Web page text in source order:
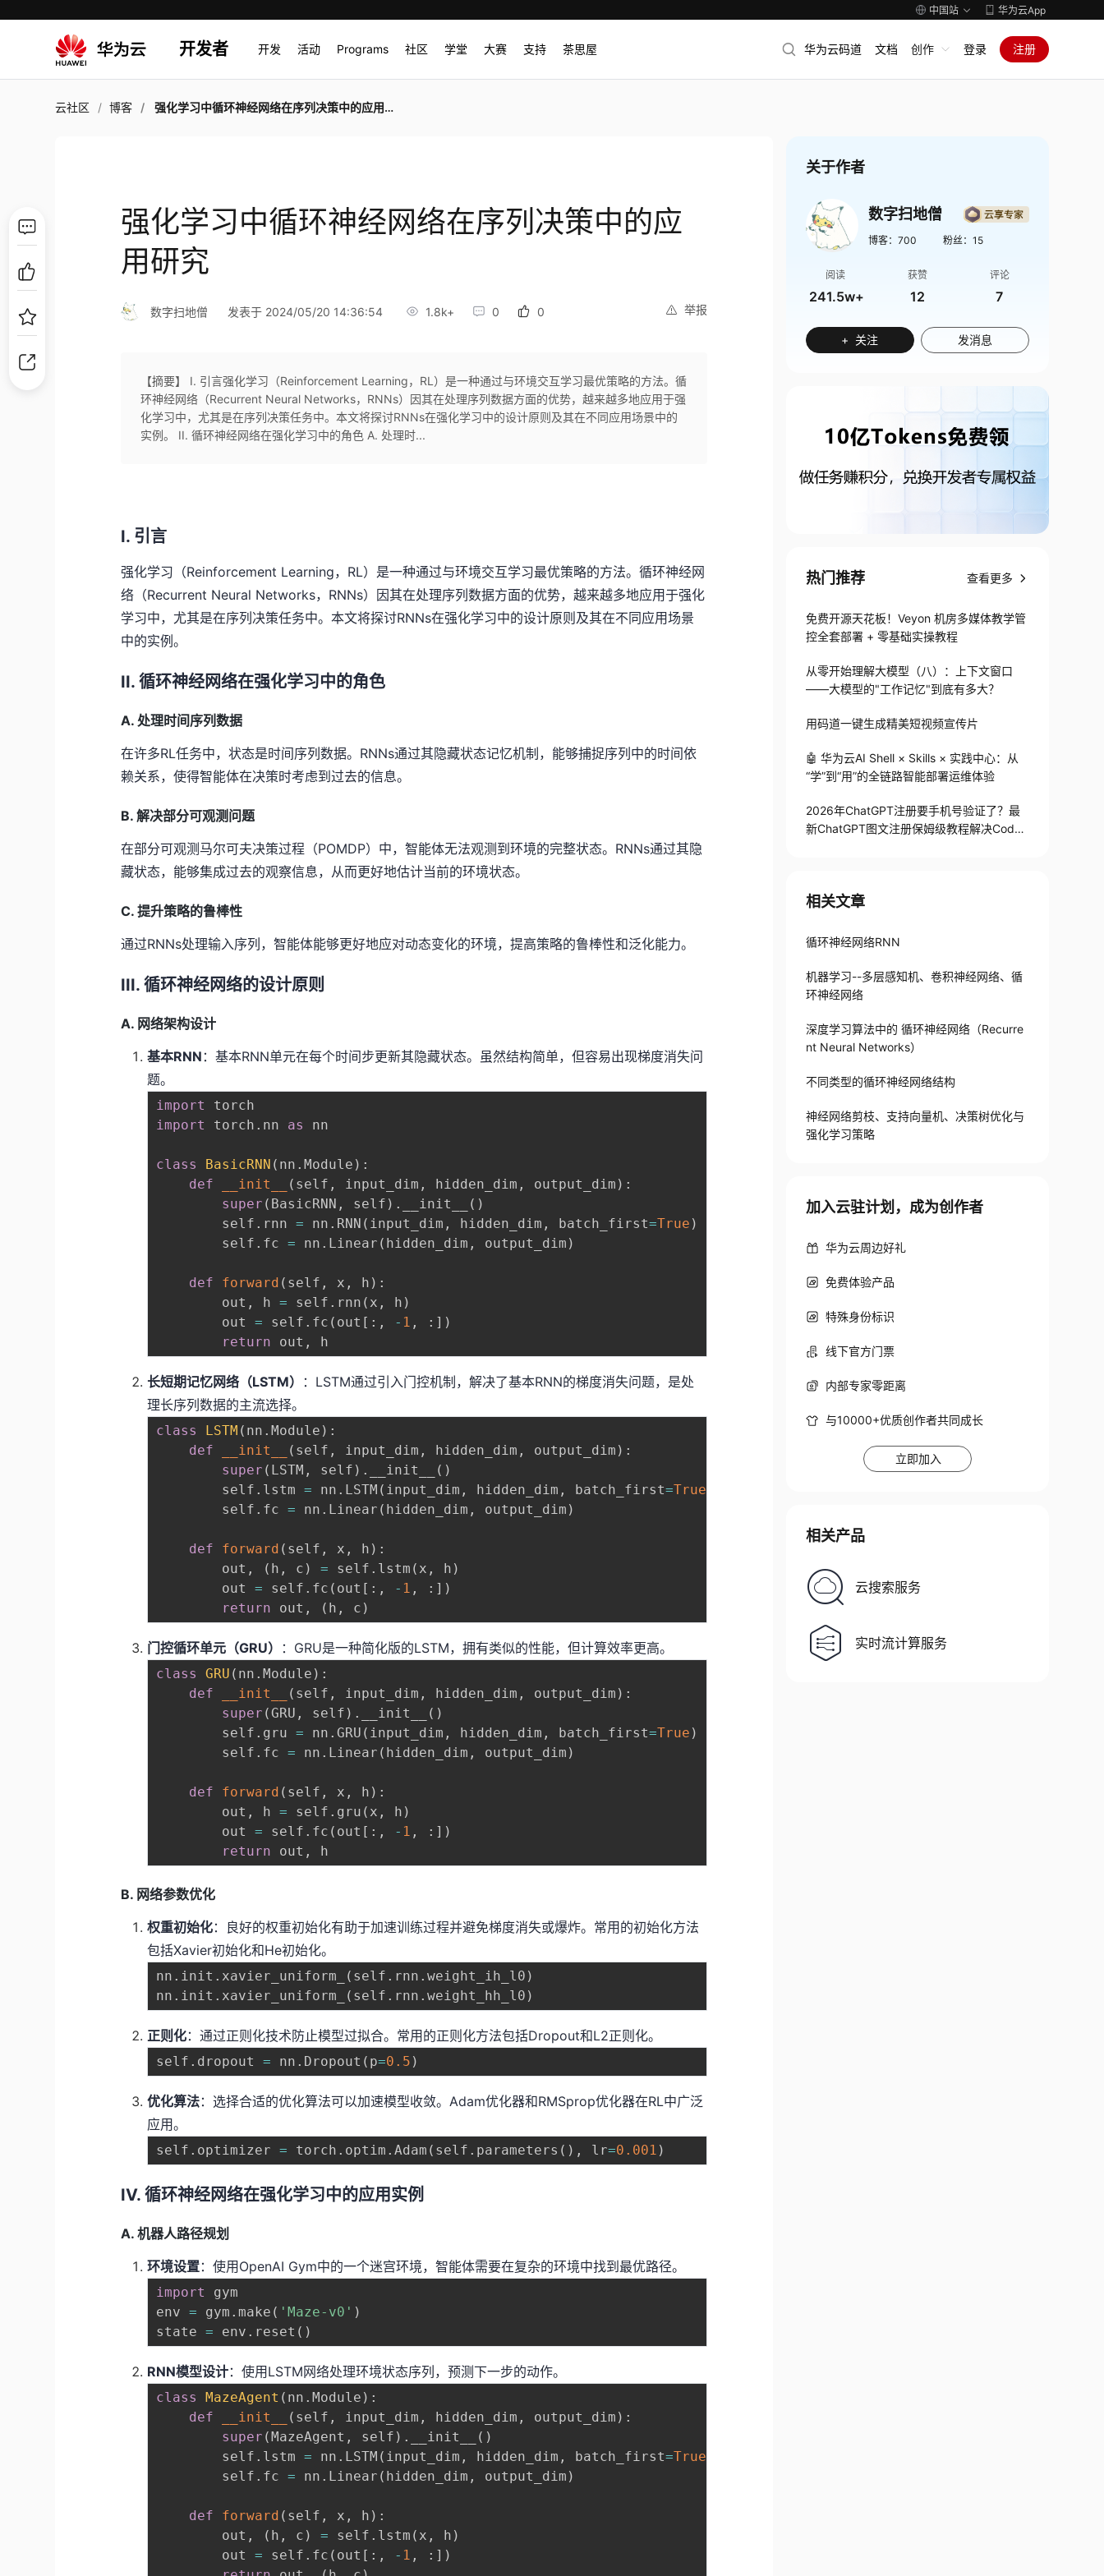
中国站 华为云App
开发者 开发 活动 Programs 社区 学堂 大赛 支持 茶思屋 华为云码道 文档 创作 登录 注册
云社区 博客 强化学习中循环神经网络在序列决策中的应用研究
强化学习中循环神经网络在序列决策中的应
用研究
举报
数字扫地僧 发表于 2024/05/20 14:36:54 1.8k+ 0 0
【摘要】 I. 引言强化学习（Reinforcement Learning，RL）是一种通过与环境交互学习最优策略的方法。循
环神经网络（Recurrent Neural Networks，RNNs）因其在处理序列数据方面的优势，越来越多地应用于强
化学习中，尤其是在序列决策任务中。本文将探讨RNNs在强化学习中的设计原则及其在不同应用场景中的
实例。 II. 循环神经网络在强化学习中的角色 A. 处理时...
I. 引言
强化学习（Reinforcement Learning，RL）是一种通过与环境交互学习最优策略的方法。循环神经网
络（Recurrent Neural Networks，RNNs）因其在处理序列数据方面的优势，越来越多地应用于强化
学习中，尤其是在序列决策任务中。本文将探讨RNNs在强化学习中的设计原则及其在不同应用场景
中的实例。
II. 循环神经网络在强化学习中的角色
A. 处理时间序列数据
在许多RL任务中，状态是时间序列数据。RNNs通过其隐藏状态记忆机制，能够捕捉序列中的时间依
赖关系，使得智能体在决策时考虑到过去的信息。
B. 解决部分可观测问题
在部分可观测马尔可夫决策过程（POMDP）中，智能体无法观测到环境的完整状态。RNNs通过其隐
藏状态，能够集成过去的观察信息，从而更好地估计当前的环境状态。
C. 提升策略的鲁棒性
通过RNNs处理输入序列，智能体能够更好地应对动态变化的环境，提高策略的鲁棒性和泛化能力。
III. 循环神经网络的设计原则
A. 网络架构设计
基本RNN ：基本RNN单元在每个时间步更新其隐藏状态。虽然结构简单，但容易出现梯度消失问
题。
import
import
torch . nn as nn
class BasicRNN ( nn .Module ) :
def
__init__ ( self , input_dim , hidden_dim , output_dim ) :
super ( BasicRNN , self ) . __init__ ( )
        self
. rnn = nn . RNN ( input_dim , hidden_dim , batch_first=True )
        self
. fc = nn . Linear ( hidden_dim , output_dim )
def forward ( self , x , h ) :
        out
, h = self . rnn ( x , h )
        out
= self . fc ( out [ : , - 1 , : ] )
return out ,
长短期记忆网络（LSTM）
：LSTM通过引入门控机制，解决了基本RNN的梯度消失问题，是处
理长序列数据的主流选择。
class LSTM ( nn .Module ) :
def
__init__ ( self , input_dim , hidden_dim , output_dim ) :
super ( LSTM , self ) . __init__ ( )
        self
. lstm = nn . LSTM ( input_dim , hidden_dim , batch_first=True
        self
. fc = nn . Linear ( hidden_dim , output_dim )
def forward ( self , x , h ) :
        out
, ( h , c ) = self . lstm ( x , h )
        out
= self . fc ( out [ : , - 1 , : ] )
return out , ( h , c )
门控循环单元（GRU） ：GRU是一种简化版的LSTM，拥有类似的性能，但计算效率更高。
class GRU ( nn .Module ) :
def
__init__ ( self , input_dim , hidden_dim , output_dim ) :
super (GRU , self ) . __init__ ( )
        self
. gru = nn .GRU ( input_dim , hidden_dim , batch_first=True )
        self
. fc = nn . Linear ( hidden_dim , output_dim )
def forward ( self , x , h ) :
        out
, h = self . gru ( x , h )
        out
= self . fc ( out [ : , - 1 , : ] )
return out ,
B. 网络参数优化
权重初始化：良好的权重初始化有助于加速训练过程并避免梯度消失或爆炸。常用的初始化方法
包括Xavier初始化和He初始化。
nn . init . xavier_uniform_ ( self . rnn .weight_ih_l0 )
nn . init . xavier_uniform_ ( self . rnn .weight_hh_l0 )
正则化：通过正则化技术防止模型过拟合。常用的正则化方法包括Dropout和L2正则化。
self . dropout = nn . Dropout ( p=0.5 )
优化算法：选择合适的优化算法可以加速模型收敛。Adam优化器和RMSprop优化器在RL中广泛
应用。
self . optimizer = torch . optim .Adam ( self . parameters ( ) , lr=0.001 )
IV. 循环神经网络在强化学习中的应用实例
A. 机器人路径规划
环境设置：使用OpenAI Gym中的一个迷宫环境，智能体需要在复杂的环境中找到最优路径。
import
gym
env = gym . make ( 'Maze-v0' )
state = env . reset ( )
RNN模型设计：使用LSTM网络处理环境状态序列，预测下一步的动作。
class MazeAgent ( nn .Module ) :
def
__init__ ( self , input_dim , hidden_dim , output_dim ) :
super (MazeAgent , self ) . __init__ ( )
        self
. lstm = nn . LSTM ( input_dim , hidden_dim , batch_first=True
        self
. fc = nn . Linear ( hidden_dim , output_dim )
def forward ( self , x , h ) :
        out
, ( h , c ) = self . lstm ( x , h )
        out
= self . fc ( out [ : , - 1 , : ] )
关于作者
数字扫地僧
博客： 700 粉丝： 15
阅读
241.5w+
获赞
12
评论
7
+ 关注 发消息
热门推荐 查看更多
免费开源天花板！Veyon 机房多媒体教学管
控全套部署 + 零基础实操教程
从零开始理解大模型（八）：上下文窗口
——大模型的"工作记忆"到底有多大？
用码道一键生成精美短视频宣传片
🤖 华为云AI Shell × Skills × 实践中心：从
“学”到“用”的全链路智能部署运维体验
2026年ChatGPT注册要手机号验证了？最
新ChatGPT图文注册保姆级教程解决Codex
相关文章
循环神经网络RNN
机器学习--多层感知机、卷积神经网络、循
环神经网络
深度学习算法中的 循环神经网络（Recurre
nt Neural Networks）
不同类型的循环神经网络结构
神经网络剪枝、支持向量机、决策树优化与
强化学习策略
加入云驻计划，成为创作者
华为云周边好礼
免费体验产品
特殊身份标识
线下官方门票
内部专家零距离
与10000+优质创作者共同成长
立即加入
相关产品
云搜索服务
实时流计算服务